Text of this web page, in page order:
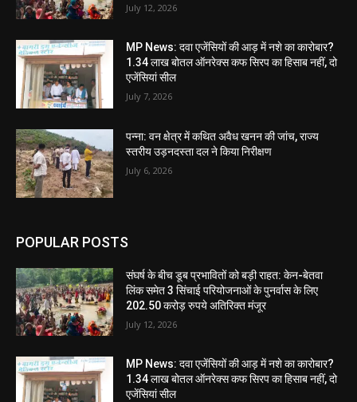
July 12, 2026
MP News: दवा एजेंसियों की आड़ में नशे का कारोबार?
1.34 लाख बोतल ऑनरेक्स कफ सिरप का हिसाब नहीं, दो
एजेंसियां सील
July 7, 2026
पन्ना: वन क्षेत्र में कथित अवैध खनन की जांच, राज्य
स्तरीय उड़नदस्ता दल ने किया निरीक्षण
July 6, 2026
POPULAR POSTS
संघर्ष के बीच डूब प्रभावितों को बड़ी राहत: केन-बेतवा
लिंक समेत 3 सिंचाई परियोजनाओं के पुनर्वास के लिए
202.50 करोड़ रुपये अतिरिक्त मंजूर
July 12, 2026
MP News: दवा एजेंसियों की आड़ में नशे का कारोबार?
1.34 लाख बोतल ऑनरेक्स कफ सिरप का हिसाब नहीं, दो
एजेंसियां सील